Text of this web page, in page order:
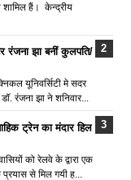
हैं। केन्द्रीय
रंजना झा बनीं कुलपति/
यूनिवर्सिटी मे सदर
रंजना झा ने शनिवार...
ट्रेन का मंदार हिल
को रेलवे के द्वारा एक
से मिल गयी ह...